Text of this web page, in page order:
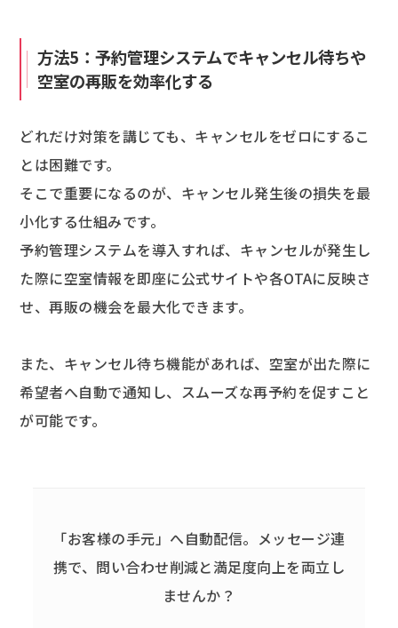
方法5：予約管理システムでキャンセル待ちや
空室の再販を効率化する
どれだけ対策を講じても、キャンセルをゼロにするこ
とは困難です。
そこで重要になるのが、キャンセル発生後の損失を最
小化する仕組みです。
予約管理システムを導入すれば、キャンセルが発生し
た際に空室情報を即座に公式サイトや各OTAに反映さ
せ、再販の機会を最大化できます。
また、キャンセル待ち機能があれば、空室が出た際に
希望者へ自動で通知し、スムーズな再予約を促すこと
が可能です。
「お客様の手元」へ自動配信。 メッセージ連
携で、問い合わせ削減と満足度向上を両立し
ませんか？